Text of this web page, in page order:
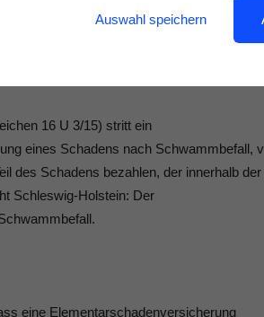
dass aus Gold und anderen Edelmetallen
16 U 3/15) stritt ein
eines Schadens nach Schwammbefall,
des Schadens bezahlen, der innerhalb der
Schleswig-Holstein: Der
eine Elementarschadenversicherung
Auswahl speichern